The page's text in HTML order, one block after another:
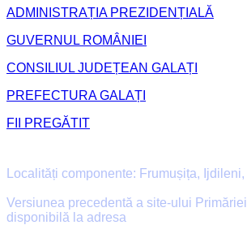
ADMINISTRAȚIA PREZIDENȚIALĂ
GUVERNUL ROMÂNIEI
CONSILIUL JUDEȚEAN GALAȚI
PREFECTURA GALAȚI
FII PREGĂTIT
Localități componente: Frumușița,
Versiunea precedentă a site-ului
disponibilă la adresa